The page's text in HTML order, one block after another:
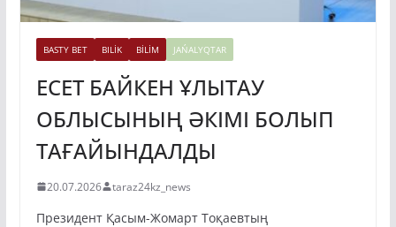
BASTY BET BILİK BİLİM JAŃALYQTAR
ЕСЕТ БАЙКЕН ҰЛЫТАУ
ОБЛЫСЫНЫҢ ӘКІМІ БОЛЫП
ТАҒАЙЫНДАЛДЫ
20.07.2026 taraz24kz_news
Президент Қасым-Жомарт Тоқаевтың